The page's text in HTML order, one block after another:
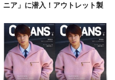
ニア」に潜入！アウトレット製